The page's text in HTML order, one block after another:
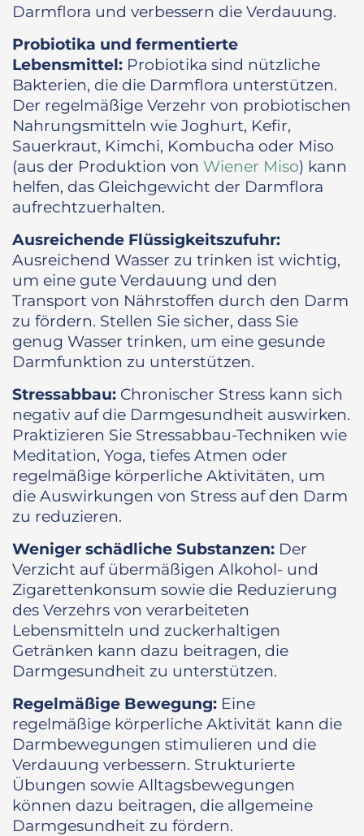
Darmflora und verbessern die Verdauung.
Probiotika und fermentierte
Lebensmittel: Probiotika sind nützliche
Bakterien, die die Darmflora unterstützen.
Der regelmäßige Verzehr von probiotischen
Nahrungsmitteln wie Joghurt, Kefir,
Sauerkraut, Kimchi, Kombucha oder Miso
(aus der Produktion von Wiener Miso) kann
helfen, das Gleichgewicht der Darmflora
aufrechtzuerhalten.
Ausreichende Flüssigkeitszufuhr:
Ausreichend Wasser zu trinken ist wichtig,
um eine gute Verdauung und den
Transport von Nährstoffen durch den Darm
zu fördern. Stellen Sie sicher, dass Sie
genug Wasser trinken, um eine gesunde
Darmfunktion zu unterstützen.
Stressabbau: Chronischer Stress kann sich
negativ auf die Darmgesundheit auswirken.
Praktizieren Sie Stressabbau-Techniken wie
Meditation, Yoga, tiefes Atmen oder
regelmäßige körperliche Aktivitäten, um
die Auswirkungen von Stress auf den Darm
zu reduzieren.
Weniger schädliche Substanzen: Der
Verzicht auf übermäßigen Alkohol- und
Zigarettenkonsum sowie die Reduzierung
des Verzehrs von verarbeiteten
Lebensmitteln und zuckerhaltigen
Getränken kann dazu beitragen, die
Darmgesundheit zu unterstützen.
Regelmäßige Bewegung: Eine
regelmäßige körperliche Aktivität kann die
Darmbewegungen stimulieren und die
Verdauung verbessern. Strukturierte
Übungen sowie Alltagsbewegungen
können dazu beitragen, die allgemeine
Darmgesundheit zu fördern.